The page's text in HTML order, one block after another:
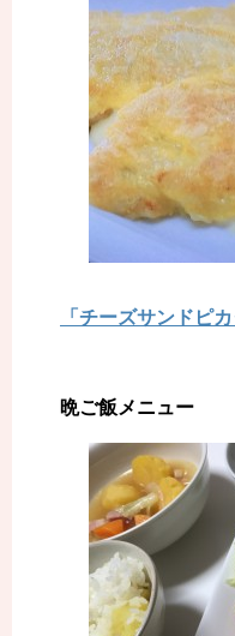
「チーズサンドピ
晩ご飯メニュー